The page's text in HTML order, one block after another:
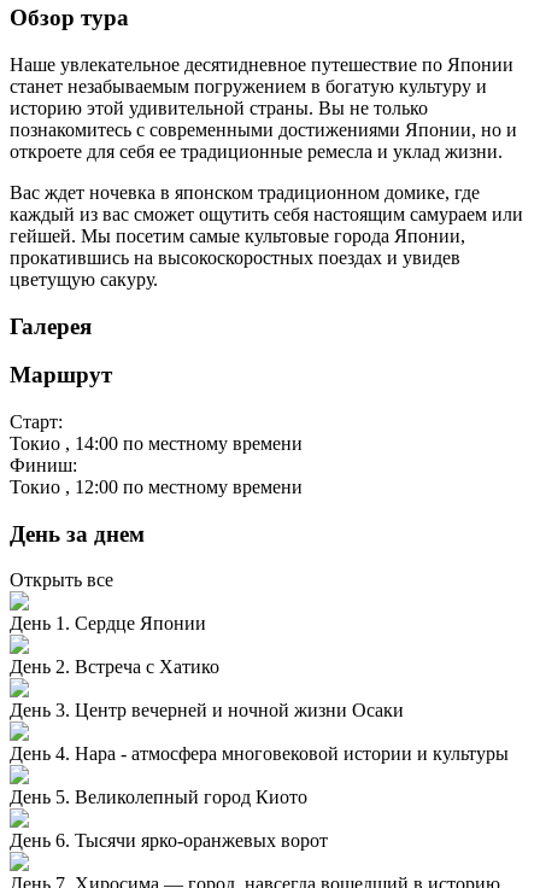
Обзор тура
Наше увлекательное десятидневное путешествие по Японии
станет незабываемым погружением в богатую культуру и
историю этой удивительной страны. Вы не только
познакомитесь с современными достижениями Японии, но и
откроете для себя ее традиционные ремесла и уклад жизни.
Вас ждет ночевка в японском традиционном домике, где
каждый из вас сможет ощутить себя настоящим самураем или
гейшей. Мы посетим самые культовые города Японии,
прокатившись на высокоскоростных поездах и увидев
цветущую сакуру.
Галерея
Маршрут
Старт:
Токио , 14:00 по местному времени
Финиш:
Токио , 12:00 по местному времени
День за днем
Открыть все
День 1. Сердце Японии
День 2. Встреча с Хатико
День 3. Центр вечерней и ночной жизни Осаки
День 4. Нара - атмосфера многовековой истории и культуры
День 5. Великолепный город Киото
День 6. Тысячи ярко-оранжевых ворот